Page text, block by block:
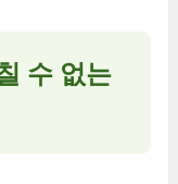
수 없는